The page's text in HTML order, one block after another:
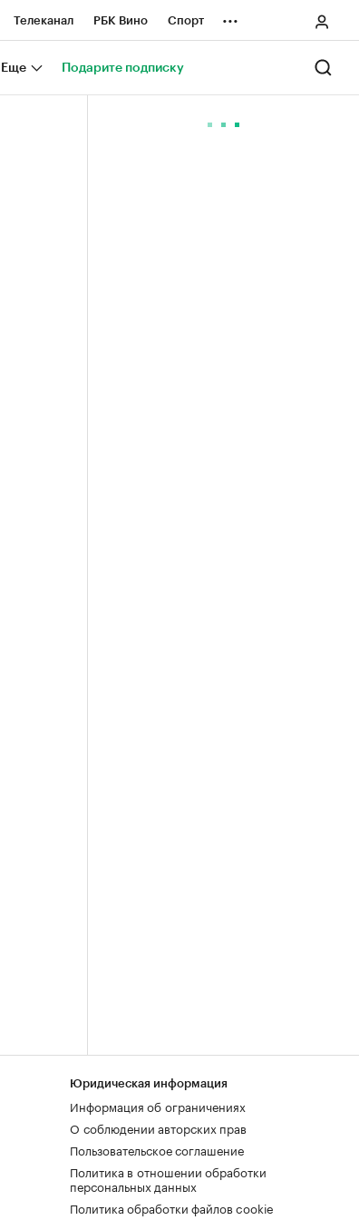
Телеканал РБК Вино Спорт
Город
...
Еще Подарите подписку
Юридическая информация
Информация об ограничениях
О соблюдении авторских прав
Пользовательское соглашение
Политика в отношении обработки
персональных данных
Политика обработки файлов cookie